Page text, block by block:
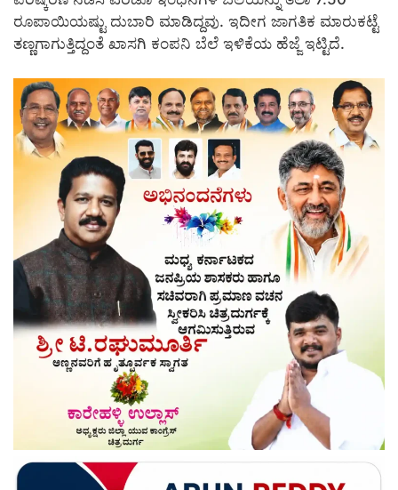
ರೂಪಾಯಿಯಷ್ಟು ದುಬಾರಿ ಮಾಡಿದ್ದವು. ಇದೀಗ ಜಾಗತಿಕ ಮಾರುಕಟ್ಟೆ
ತಣ್ಣಗಾಗುತ್ತಿದ್ದಂತೆ ಖಾಸಗಿ ಕಂಪನಿ ಬೆಲೆ ಇಳಿಕೆಯ ಹೆಜ್ಜೆ ಇಟ್ಟಿದೆ.